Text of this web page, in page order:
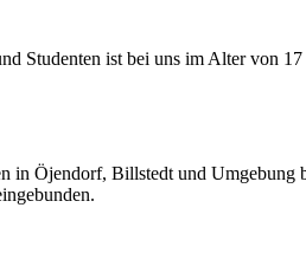
Studenten ist bei uns im Alter von
Öjendorf, Billstedt und Umgebung